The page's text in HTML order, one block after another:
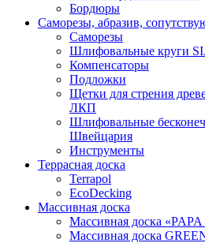
Бордюры
Саморезы, абразив,
Саморезы
Шлифовальные круги
Компенсаторы
Подложки
Щетки для стрения
ЛКП
Шлифовальные
Швейцария
Инструменты
Террасная доска
Terrapol
EcoDecking
Массивная доска
Массивная доска
Массивная доска